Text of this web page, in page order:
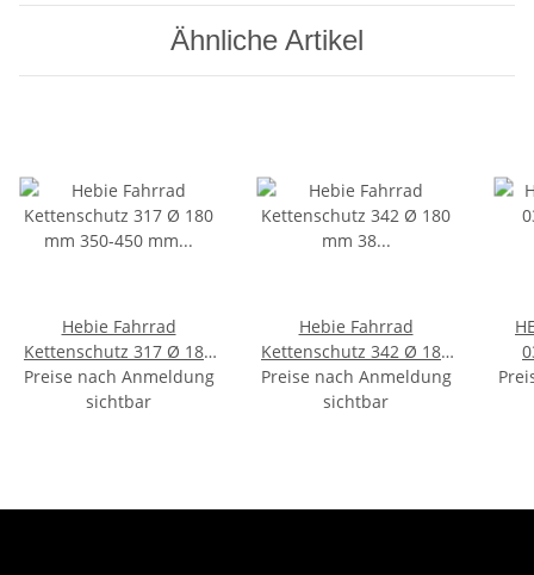
Ähnliche Artikel
Hebie Fahrrad
Kettenschutz 317 Ø 180
mm 350-450 mm 38
Zähne Schwarz-
Preise nach Anmeldung
sichtbar
Hebie Fahrrad
Kettenschutz 342 Ø 180
mm 38 Zähne Silber
Preise nach Anmeldung
sichtbar